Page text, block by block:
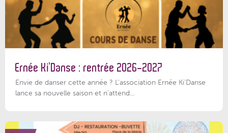
Ernée Ki’Danse : rentrée 2026-2027
Envie de danser cette année ? L'association Ernée Ki'Danse
lance sa nouvelle saison et n'attend...